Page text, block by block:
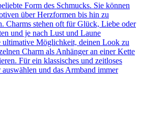
Form des Schmucks. Sie können
über Herzformen bis hin zu
Charms stehen oft für Glück, Liebe oder
und je nach Lust und Laune
ultimative Möglichkeit, deinen Look zu
Charm als Anhänger an einer Kette
Für ein klassisches und zeitloses
und das Armband immer